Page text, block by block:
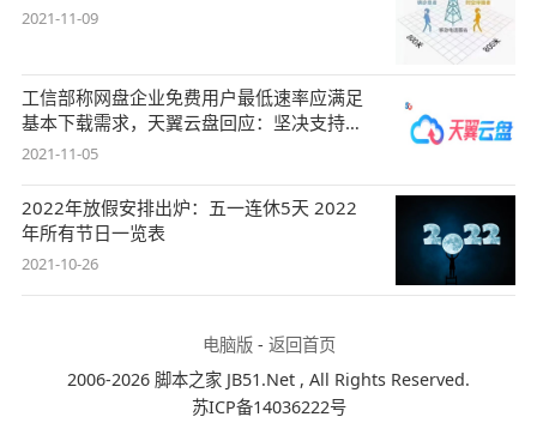
2021-11-09
工信部称网盘企业免费用户最低速率应满足
基本下载需求，天翼云盘回应：坚决支持，
始终
2021-11-05
2022年放假安排出炉：五一连休5天 2022
年所有节日一览表
2021-10-26
电脑版- 返回首页
2006-2026 脚本之家 JB51.Net , All Rights Reserved.
苏ICP备14036222号